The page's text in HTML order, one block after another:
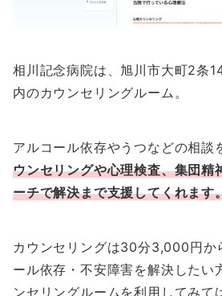
相川記念病院は、旭川市大町2条
内のカウンセリングルーム。
アルコール依存やうつなどの相談
ウンセリングや心理検査、集団精
ーチで解決まで支援してくれます
カウンセリングは30分3,000円か
ール依存・不安障害を解決したい
ンセリングルームを利用してみて